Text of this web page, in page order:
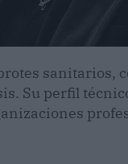
sanitarios,
Su perfil